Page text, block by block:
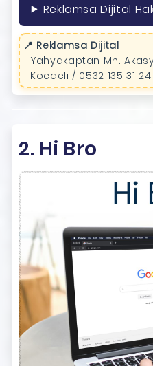
Reklamsa Dijital
📍 Reklamsa Dijital
Yahyakaptan Mh.
Kocaeli / 0532 135 31 24
2. Hi Bro